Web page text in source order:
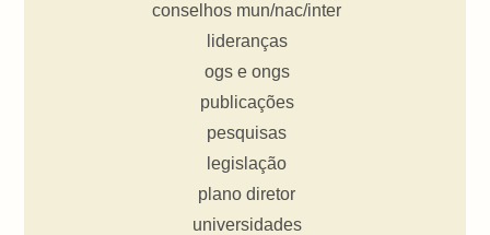
conselhos mun/nac/inter
lideranças
ogs e ongs
publicações
pesquisas
legislação
plano diretor
universidades